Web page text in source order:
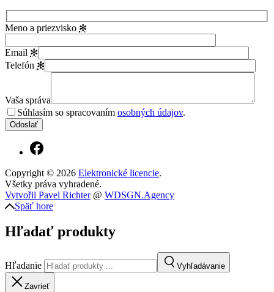
Meno a priezvisko ✻
Email ✻
Telefón ✻
Vaša správa
Súhlasím so spracovaním osobných údajov.
Copyright © 2026 Elektronické licencie.
Všetky práva vyhradené.
Vytvořil Pavel Richter@ WDSGN.Agency
Späť hore
Hľadať produkty
Hľadanie Vyhľadávanie
Zavrieť